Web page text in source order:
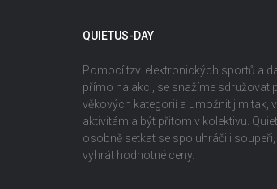
QUIETUS-DAY
Pomocí tzv. elektronických sportů a
přímo na akci, se snažíme sdružovat
věkových kategorií a umožnit jim tak,
aktivitám a být přitom v kolektivu.
osobně setkat se spoluhráči i
vyhrát hodnotné ceny.